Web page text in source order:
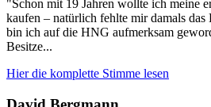
"Schon mit 19 Jahren wollte ich meine
kaufen – natürlich fehlte mir damals
bin ich auf die HNG aufmerksam
Besitze...
Hier die komplette Stimme lesen